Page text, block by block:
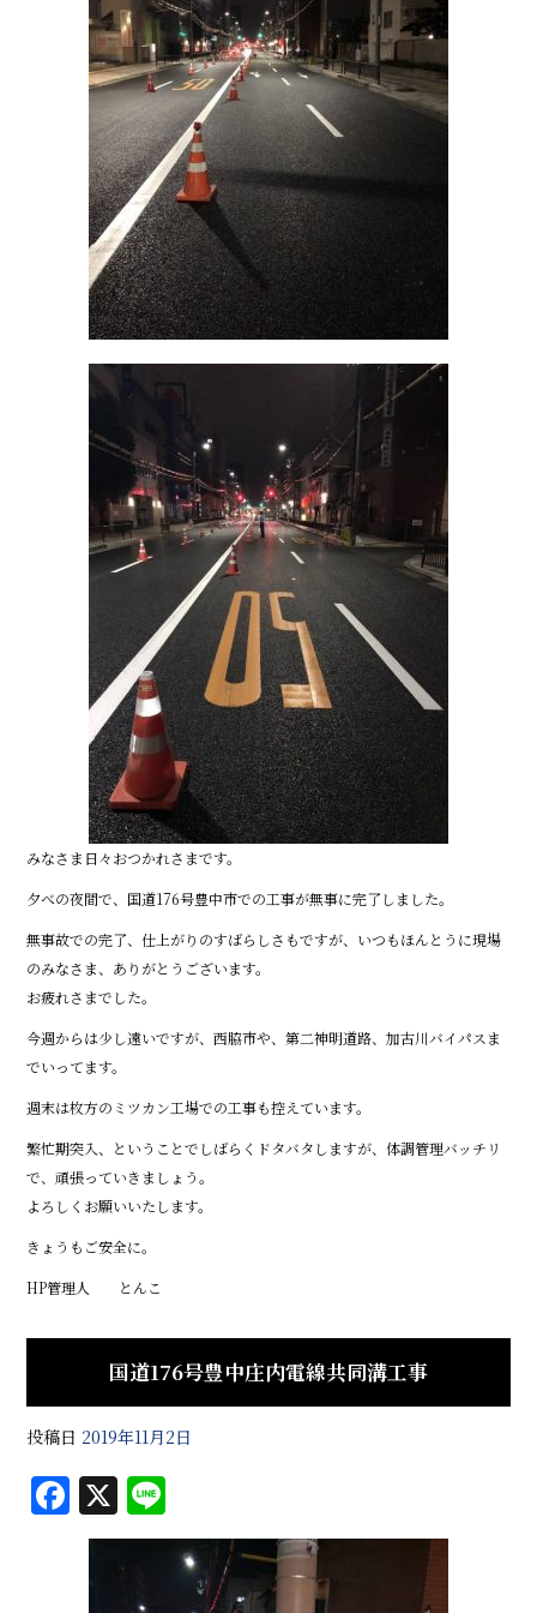
みなさま日々おつかれさまです。
夕べの夜間で、国道176号豊中市での工事が無事に完了しました。
無事故での完了、仕上がりのすばらしさもですが、いつもほんとうに現場
のみなさま、ありがとうございます。
お疲れさまでした。
今週からは少し遠いですが、西脇市や、第二神明道路、加古川バイパスま
でいってます。
週末は枚方のミツカン工場での工事も控えています。
繁忙期突入、ということでしばらくドタバタしますが、体調管理バッチリ
で、頑張っていきましょう。
よろしくお願いいたします。
きょうもご安全に。
HP管理人 とんこ
国道176号豊中庄内電線共同溝工事
投稿日 2019年11月2日
F
a
X
n
e